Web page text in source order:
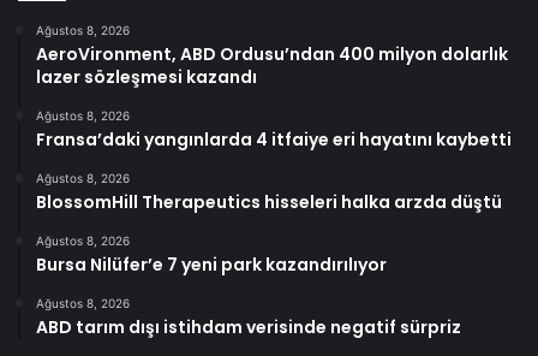
Ağustos 8, 2026
AeroVironment, ABD Ordusu’ndan 400 milyon dolarlık
lazer sözleşmesi kazandı
Ağustos 8, 2026
Fransa’daki yangınlarda 4 itfaiye eri hayatını kaybetti
Ağustos 8, 2026
BlossomHill Therapeutics hisseleri halka arzda düştü
Ağustos 8, 2026
Bursa Nilüfer’e 7 yeni park kazandırılıyor
Ağustos 8, 2026
ABD tarım dışı istihdam verisinde negatif sürpriz